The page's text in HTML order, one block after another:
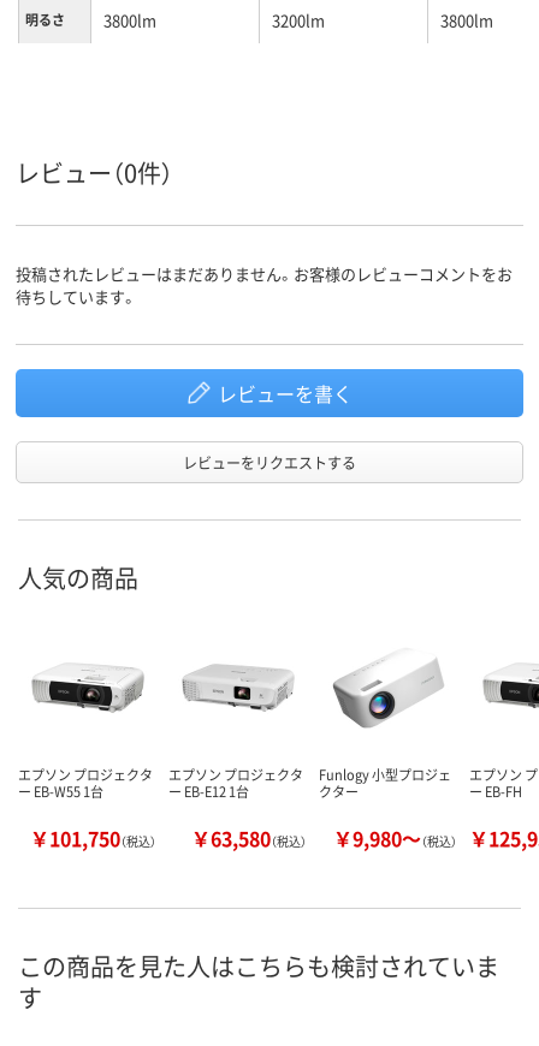
明るさ 3800lm 3200lm 3800lm
レビュー（0件）
投稿されたレビューはまだありません。お客様のレビューコメントをお
待ちしています。
レビューを書く
レビューをリクエストする
人気の商品
エプソン プロジェクタ
ー EB-W55 1台
￥101,750（税込）
エプソン プロジェクタ
ー EB-E12 1台
￥63,580（税込）
Funlogy 小型プロジェ
クター
￥9,980～（税込）
エプソン
ー EB-FH
￥
この商品を見た人はこちらも検討されていま
す